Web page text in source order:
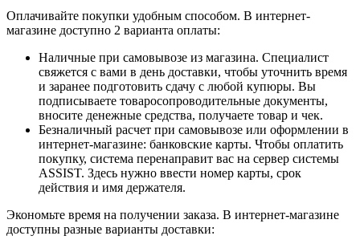
Оплачивайте покупки удобным способом. В интернет-
магазине доступно 2 варианта оплаты:
Наличные при самовывозе из магазина. Специалист
свяжется с вами в день доставки, чтобы уточнить время
и заранее подготовить сдачу с любой купюры. Вы
подписываете товаросопроводительные документы,
вносите денежные средства, получаете товар и чек.
Безналичный расчет при самовывозе или оформлении в
интернет-магазине: банковские карты. Чтобы оплатить
покупку, система перенаправит вас на сервер системы
ASSIST. Здесь нужно ввести номер карты, срок
действия и имя держателя.
Экономьте время на получении заказа. В интернет-магазине
доступны разные варианты доставки: